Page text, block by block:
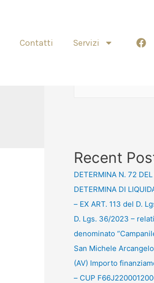
Contatti Servizi
Recent
DETERMINA N. 72
DETERMINA DI
– EX ART. 113 del D.
D. Lgs. 36/2023 –
denominato
San Michele
(AV) Importo
– CUP